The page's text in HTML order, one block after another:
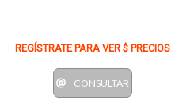
REGÍSTRATE PARA VER $ PRECIOS
CONSULTAR